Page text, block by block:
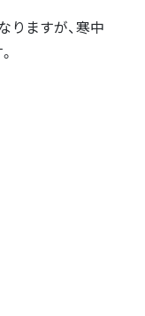
りますが、寒中